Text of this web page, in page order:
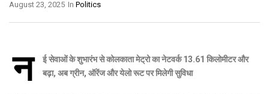
In Politics
August 23, 2025
न
ई सेवाओं के शुभारंभ से कोलकाता मेट्रो का नेटवर्क 13.61 किलोमीटर और
बढ़ा, अब ग्रीन, ऑरेंज और येलो रूट पर मिलेगी सुविधा